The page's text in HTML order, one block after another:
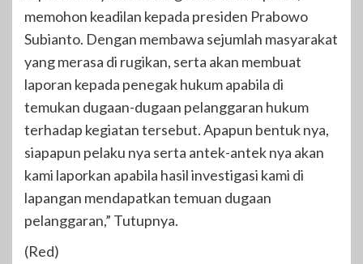
memohon keadilan kepada presiden Prabowo
Subianto. Dengan membawa sejumlah masyarakat
yang merasa di rugikan, serta akan membuat
laporan kepada penegak hukum apabila di
temukan dugaan-dugaan pelanggaran hukum
terhadap kegiatan tersebut. Apapun bentuk nya,
siapapun pelaku nya serta antek-antek nya akan
kami laporkan apabila hasil investigasi kami di
lapangan mendapatkan temuan dugaan
pelanggaran,” Tutupnya.
(Red)